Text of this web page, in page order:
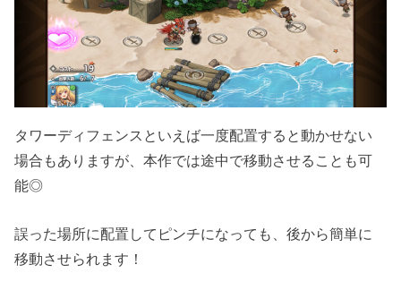
タワーディフェンスといえば一度配置すると動かせない
場合もありますが、本作では途中で移動させることも可
能◎
誤った場所に配置してピンチになっても、後から簡単に
移動させられます！